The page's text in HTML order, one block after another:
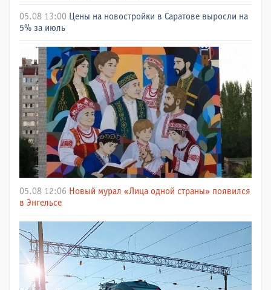
05.08 13:00 Цены на новостройки в Саратове выросли на
5% за июль
05.08 12:06 Новый мурал «Лица одной страны» появился
в Энгельсе